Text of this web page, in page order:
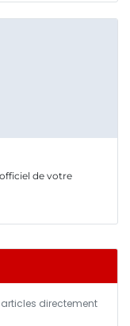
de votre
directement